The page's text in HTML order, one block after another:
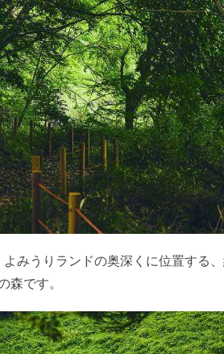
よみうりランドの奥深くに位置する
森です。